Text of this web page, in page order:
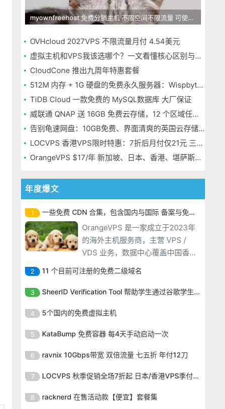
myownfreehost 免费分销主机 不限空间不限流量 可使用免费域名申请
OVHcloud 2027VPS 不限流量月付 4.54美元
虚拟主机和VPS我该选哪个？一文看懂核心区别与选择指南
CloudCone 推出九周年特惠套餐
512M 内存 + 1G 硬盘的免费永久服务器：Wispbyte 上手
TiDB Cloud 一款免费的 MySQL数据库 大厂保证
威联通 QNAP 送 16GB 免费云存储，12 个区域任选，邮箱注册即可
告别龟速网盘：10GB免费、界面清爽的英国云存储Icedrive体验
LOCVPS 香港VPS限时特惠：7折后月付仅21元 三网优化BGP线路 可选原生IP
OrangeVPS $17/年 新加坡、日本、香港、堪萨斯机房
年度爆文
1 一些免费 CDN 合集，包含国内与国际 备案与免备案
OrangeVPS 是一家成立于2023年
的海外主机服务商，主营 VPS /
VDS 业务，数据中心覆盖中国香
港、新加坡、日本、美国堪萨斯与
洛杉矶等多个地区。其 VPS 产品基
于 KVM 虚拟化架构，配备 NVMe
国两大系列。亚洲 VPS 月付低至 6
2 11 个目前可注册的免费二级域名
OrangeVPS 是一家成立于2023年
的海外主机服务商，主营 VPS /
VDS 业务，数据中心覆盖中国香
洛杉矶等多个地区。其 VPS 产品基
SSD 固态硬盘，主要分为亚洲和美
国两大系列。亚洲 VPS 月付低至 6
3 SheerID Verification Tool 帮助学生通过谷歌学生计划免费获得 Gemini Advanced
OrangeVPS 是一家成立于2023年
的海外主机服务商，主营 VPS /
VDS 业务，数据中心覆盖中国香
洛杉矶等多个地区。其 VPS 产品基
SSD 固态硬盘，主要分为亚洲和美
国两大系列。亚洲 VPS 月付低至 6
4 5个国内的免费虚拟主机
OrangeVPS 是一家成立于2023年
的海外主机服务商，主营 VPS /
VDS 业务，数据中心覆盖中国香
洛杉矶等多个地区。其 VPS 产品基
SSD 固态硬盘，主要分为亚洲和美
5 KataBump 免费容器 每4天手动启动一次
OrangeVPS 是一家成立于2023年
的海外主机服务商，主营 VPS /
VDS 业务，数据中心覆盖中国香
洛杉矶等多个地区。其 VPS 产品基
6 ravnix 10Gbps带宽 双倍流量 七五折 年付12刀
OrangeVPS 是一家成立于2023年
的海外主机服务商，主营 VPS /
VDS 业务，数据中心覆盖中国香
7 LOCVPS 秋季促销全场7折起 日本/香港VPS季付63元
OrangeVPS 是一家成立于2023年
的海外主机服务商，主营 VPS /
8 racknerd 在售活动款【便宜】套餐集